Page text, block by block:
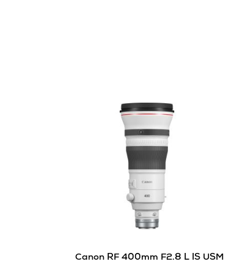
Canon RF 400mm F2.8 L IS USM